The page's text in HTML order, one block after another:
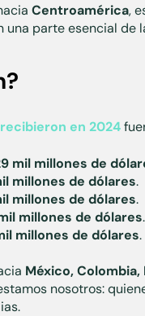
Centroamérica,
una parte esencial de
en 2024
mil millones de
millones de dólares.
millones de dólares.
millones de dólares.
millones de dólares.
México,
nosotros: